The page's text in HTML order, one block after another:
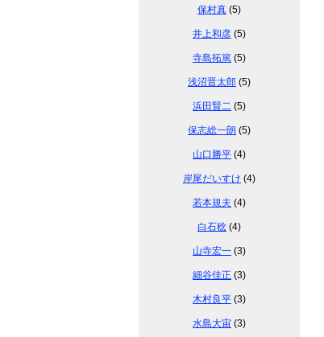
保村真 (5)
井上和彦 (5)
寺島拓篤 (5)
浅沼晋太郎 (5)
浜田賢二 (5)
保志総一朗 (5)
山口勝平 (4)
岸尾だいすけ (4)
若本規夫 (4)
白石稔 (4)
山寺宏一 (3)
細谷佳正 (3)
木村良平 (3)
水島大宙 (3)